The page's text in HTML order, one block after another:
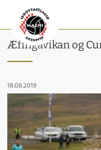
Æfingavikan og
18.08.2019